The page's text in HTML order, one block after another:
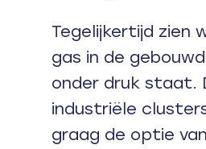
Tegelijkertijd zien
gas in de
onder druk staat.
industriële
graag de optie van